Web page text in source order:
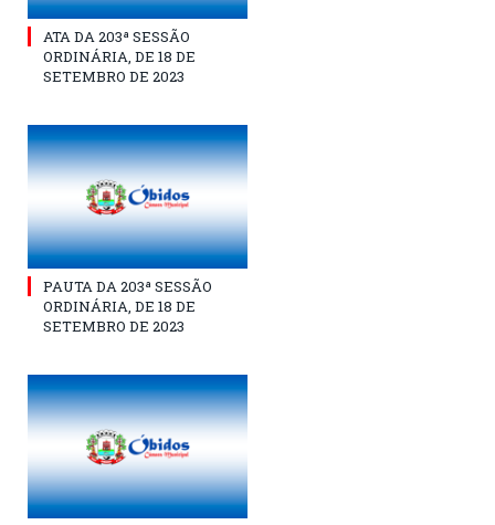
ATA DA 203ª SESSÃO
ORDINÁRIA, DE 18 DE
SETEMBRO DE 2023
PAUTA DA 203ª SESSÃO
ORDINÁRIA, DE 18 DE
SETEMBRO DE 2023